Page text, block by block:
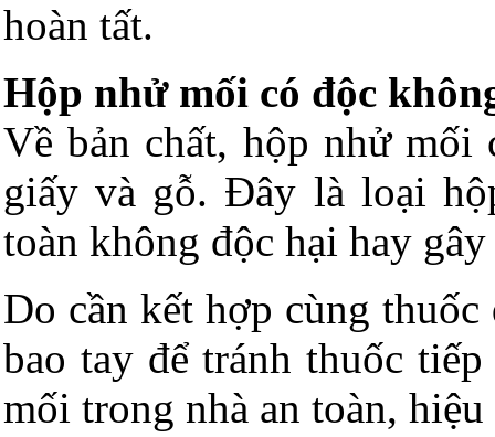
hoàn tất.
Hộp nhử mối có độc
Về bản chất, hộp nhử mối
giấy và gỗ. Đây là loại
toàn không độc hại hay
Do cần kết hợp cùng
bao tay để tránh thuốc
mối trong nhà an toàn,